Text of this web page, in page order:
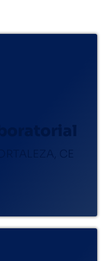
CE